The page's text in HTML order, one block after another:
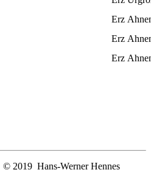
Erz
Erz
Erz
© 2019 Hans-Werner Hennes